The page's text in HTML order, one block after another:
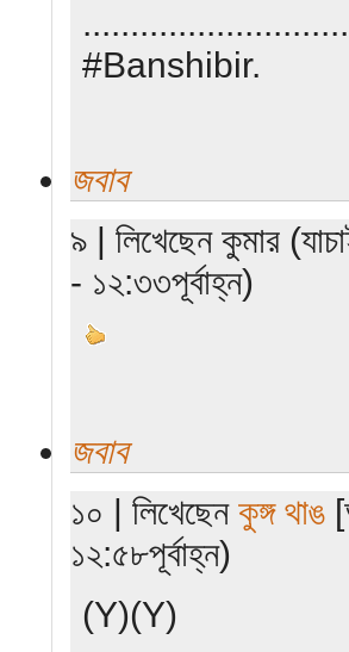
#Banshibir.
জবাব
৯ | লিখেছেন কুমার
- ১২:৩৩পূর্বাহ্ন)
জবাব
১০ | লিখেছেন কুঙ্গ থাঙ
১২:৫৮পূর্বাহ্ন)
(‌Y)(‌Y)